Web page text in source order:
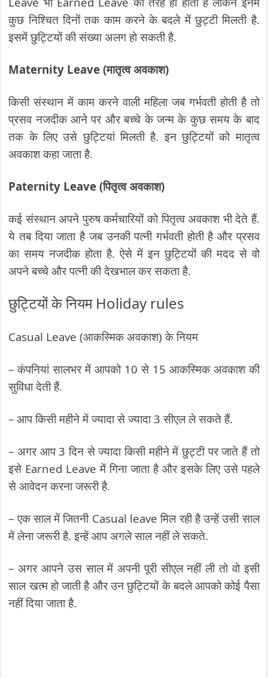
कुछ निश्चित दिनों तक काम करने के बदले में छुट्टी मिलती है.
इसमें छुट्टियों की संख्या अलग हो सकती है.
Maternity Leave (मातृत्व अवकाश)
किसी संस्थान में काम करने वाली महिला जब गर्भवती होती है तो
प्रसव नजदीक आने पर और बच्चे के जन्म के कुछ समय के बाद
तक के लिए उसे छुट्टियां मिलती है. इन छुट्टियों को मातृत्व
अवकाश कहा जाता है.
Paternity Leave (पितृत्व अवकाश)
कई संस्थान अपने पुरुष कर्मचारियों को पितृत्व अवकाश भी देते हैं.
ये तब दिया जाता है जब उनकी पत्नी गर्भवती होती है और प्रसव
का समय नजदीक होता है. ऐसे में इन छुट्टियों की मदद से वो
अपने बच्चे और पत्नी की देखभाल कर सकता है.
छुट्टियों के नियम Holiday rules
Casual Leave (आकस्मिक अवकाश) के नियम
– कंपनियां सालभर में आपको 10 से 15 आकस्मिक अवकाश की
सुविधा देती हैं.
– आप किसी महीने में ज्यादा से ज्यादा 3 सीएल ले सकते हैं.
– अगर आप 3 दिन से ज्यादा किसी महीने में छुट्टी पर जाते हैं तो
इसे Earned Leave में गिना जाता है और इसके लिए उसे पहले
से आवेदन करना जरूरी है.
– एक साल में जितनी Casual leave मिल रही है उन्हें उसी साल
में लेना जरूरी है. इन्हें आप अगले साल नहीं ले सकते.
– अगर आपने उस साल में अपनी पूरी सीएल नहीं ली तो वो इसी
साल खत्म हो जाती है और उन छुट्टियों के बदले आपको कोई पैसा
नहीं दिया जाता है.